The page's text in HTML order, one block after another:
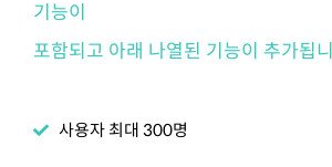
기능이
포함되고 아래 나열된 기능이 추가됩
사용자 최대 300명